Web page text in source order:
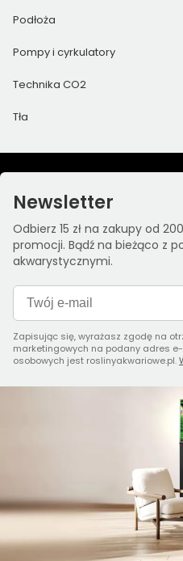
Podłoża
Pompy i cyrkulatory
Technika CO2
Tła
Newsletter
Odbierz 15 zł na zakupy od
promocji. Bądź na bieżąco z
akwarystycznymi.
Zapisując się, wyrażasz zgodę na
marketingowych na podany adres
osobowych jest roslinyakwariowe.pl.